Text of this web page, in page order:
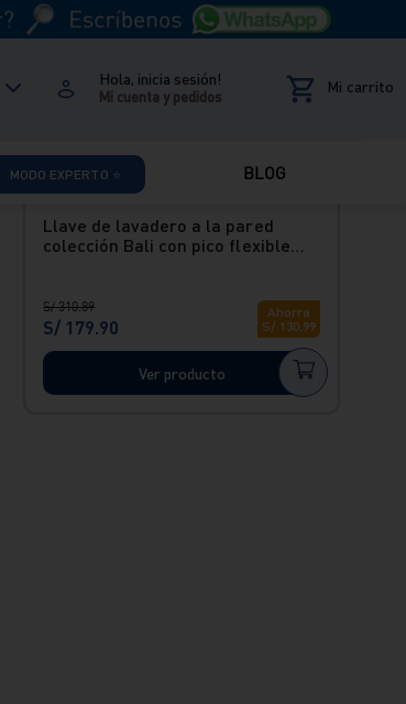
Hola, inicia sesión!
MODO EXPERTO ⭐ BLOG
Llave de lavadero a la pared
colección Bali con pico flexible
S/ 310.89
S/ 179.90
Ahorra
S/ 130.99
Ver producto